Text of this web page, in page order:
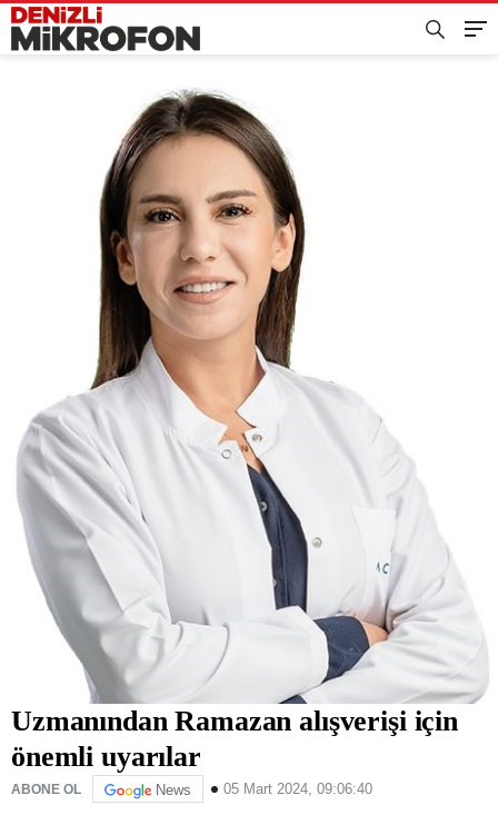
Uzmanından Ramazan alışverişi için
önemli uyarılar
ABONE OL News 05 Mart 2024, 09:06:40